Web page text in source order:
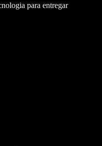
para entregar